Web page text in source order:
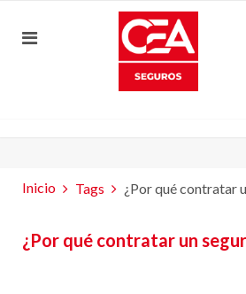
Inicio Tags ¿Por qué contratar
¿Por qué contratar un